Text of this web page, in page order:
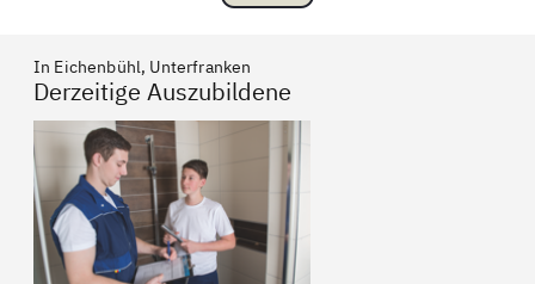
In Eichenbühl, Unterfranken
Derzeitige Auszubildene